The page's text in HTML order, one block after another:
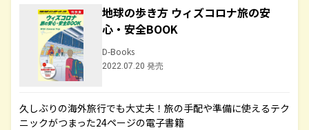
地球の歩き方 ウィズコロナ旅の安
心・安全BOOK
D-Books
2022.07.20 発売
久しぶりの海外旅行でも大丈夫！旅の手配や準備に使えるテク
ニックがつまった24ページの電子書籍